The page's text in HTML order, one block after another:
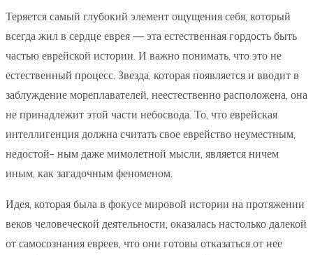
Теряется самый глубокий элемент ощущения себя, который
всегда жил в сердце еврея — эта естественная гордость быть
частью еврейской истории. И важно понимать, что это не
естественный процесс. Звезда, которая появляется и вводит в
заблуждение мореплавателей, неестественно расположена, она
не принадлежит этой части небосвода. То, что еврейская
интеллигенция должна считать свое еврейство неуместным,
недостой- ным даже мимолетной мысли, является ничем
иным, как загадочным феноменом.
Идея, которая была в фокусе мировой истории на протяжении
веков человеческой деятельности, оказалась настолько далекой
от самосознания евреев, что они готовы отказаться от нее